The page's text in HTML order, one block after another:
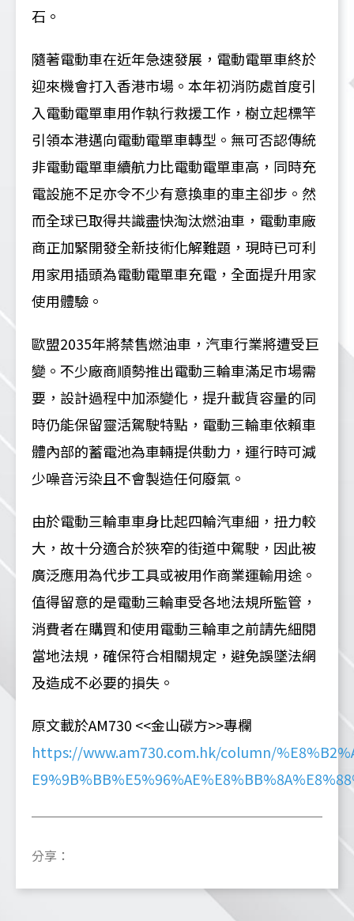
石。
隨著電動車在近年急速發展，電動電單車終於
迎來機會打入香港市場。本年初消防處首度引
入電動電單車用作執行救援工作，樹立起標竿
引領本港邁向電動電單車轉型。無可否認傳統
非電動電單車續航力比電動電單車高，同時充
電設施不足亦令不少有意換車的車主卻步。然
而全球已取得共識盡快淘汰燃油車，電動車廠
商正加緊開發全新技術化解難題，現時已可利
用家用插頭為電動電單車充電，全面提升用家
使用體驗。
歐盟2035年將禁售燃油車，汽車行業將遭受巨
變。不少廠商順勢推出電動三輪車滿足市場需
要，設計過程中加添變化，提升載貨容量的同
時仍能保留靈活駕駛特點，電動三輪車依賴車
體內部的蓄電池為車輛提供動力，運行時可減
少噪音污染且不會製造任何廢氣。
由於電動三輪車車身比起四輪汽車細，扭力較
大，故十分適合於狹窄的街道中駕駛，因此被
廣泛應用為代步工具或被用作商業運輸用途。
值得留意的是電動三輪車受各地法規所監管，
消費者在購買和使用電動三輪車之前請先細閱
當地法規，確保符合相關規定，避免誤墜法網
及造成不必要的損失。
原文載於AM730 <<金山碳方>>專欄
https://www.am730.com.hk/column/
分享：